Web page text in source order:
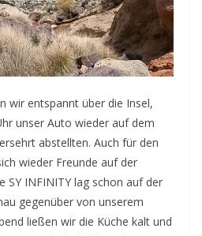
wir entspannt über die Insel,
unser Auto wieder auf dem
abstellten. Auch für den
wieder Freunde auf der
SY INFINITY lag schon auf der
gegenüber von unserem
ließen wir die Küche kalt und